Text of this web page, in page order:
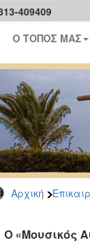
409409
Ο ΤΟΠΟΣ ΜΑΣ
Αρχική
Ο «Μουσικός